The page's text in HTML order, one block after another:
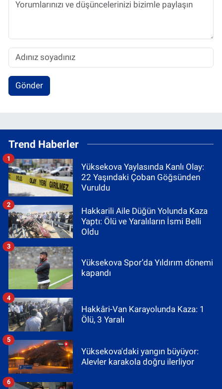
Gönder
Trend Haberler
Yüksekova Yaylasında Kanlı Olay:
22 Yaşındaki Çoban Göğsünden
Vuruldu
1
Hakkarili Aile Düğün Yolunda Kaza
Yaptı: Ölü ve Yaralıların İsmi Belli
Oldu
2
Yüksekova Spor’da Yıldırım dönemi
kapandı
3
Hakkâri-Van Karayolunda Kaza: 1
Ölü, 3 Yaralı
4
Yüksekova'daki yangın büyüyor:
Alevler karakola doğru ilerliyor
5
6